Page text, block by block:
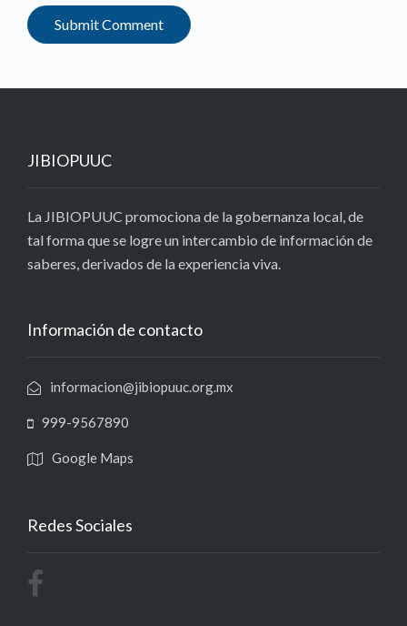
JIBIOPUUC
La JIBIOPUUC promociona de la gobernanza local, de
tal forma que se logre un intercambio de información de
saberes, derivados de la experiencia viva.
Información de contacto
informacion@jibiopuuc.org.mx
999-9567890
Google Maps
Redes Sociales